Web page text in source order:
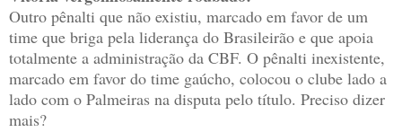
Outro pênalti que não existiu, marcado em favor de um
time que briga pela liderança do Brasileirão e que apoia
totalmente a administração da CBF. O pênalti inexistente,
marcado em favor do time gaúcho, colocou o clube lado a
lado com o Palmeiras na disputa pelo título. Preciso dizer
mais?